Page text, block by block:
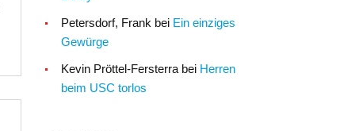
Petersdorf, Frank bei Ein einziges
Gewürge
Kevin Pröttel-Fersterra bei Herren
beim USC torlos